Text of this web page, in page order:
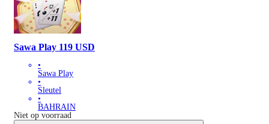
Sawa Play 119 USD
•
Sawa Play
•
Sleutel
•
BAHRAIN
Niet op voorraad